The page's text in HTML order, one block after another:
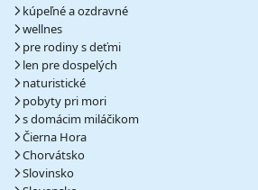
kúpeľné a ozdravné
wellnes
pre rodiny s deťmi
len pre dospelých
naturistické
pobyty pri mori
s domácim miláčikom
Čierna Hora
Chorvátsko
Slovinsko